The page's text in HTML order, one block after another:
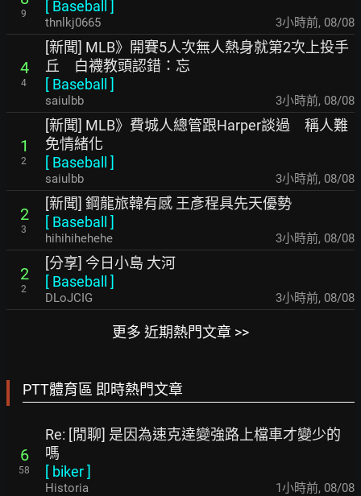
9
[ Baseball ]
thnlkj0665 3小時前, 08/08
4
4
[新聞] MLB》開賽5人次無人熱身就第2次上投手
丘 白襪教頭認錯：忘
[ Baseball ]
saiulbb 3小時前, 08/08
1
2
[新聞] MLB》費城人總管跟Harper談過 稱人難
免情緒化
[ Baseball ]
saiulbb 3小時前, 08/08
2
3
[新聞] 鋼龍旅韓有感 王彥程具先天優勢
[ Baseball ]
hihihihehehe 3小時前, 08/08
2
2
[分享] 今日小島 大河
[ Baseball ]
DLoJCIG 3小時前, 08/08
更多 近期熱門文章 >>
PTT體育區 即時熱門文章
6
58
Re: [閒聊] 是因為速克達變強路上檔車才變少的
嗎
[ biker]
Historia 1小時前, 08/08